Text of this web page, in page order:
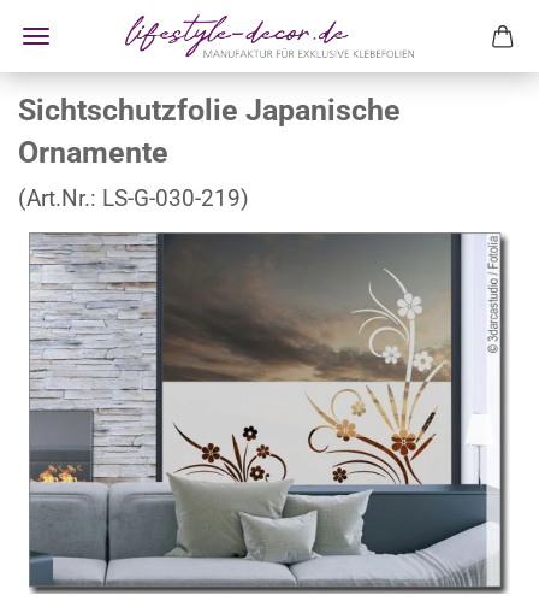
Sichtschutzfolie Japanische
Ornamente
(Art.Nr.: LS-G-030-219)